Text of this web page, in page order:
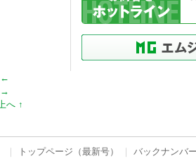
←
→
へ ↑
トップページ（最新号） バックナンバ